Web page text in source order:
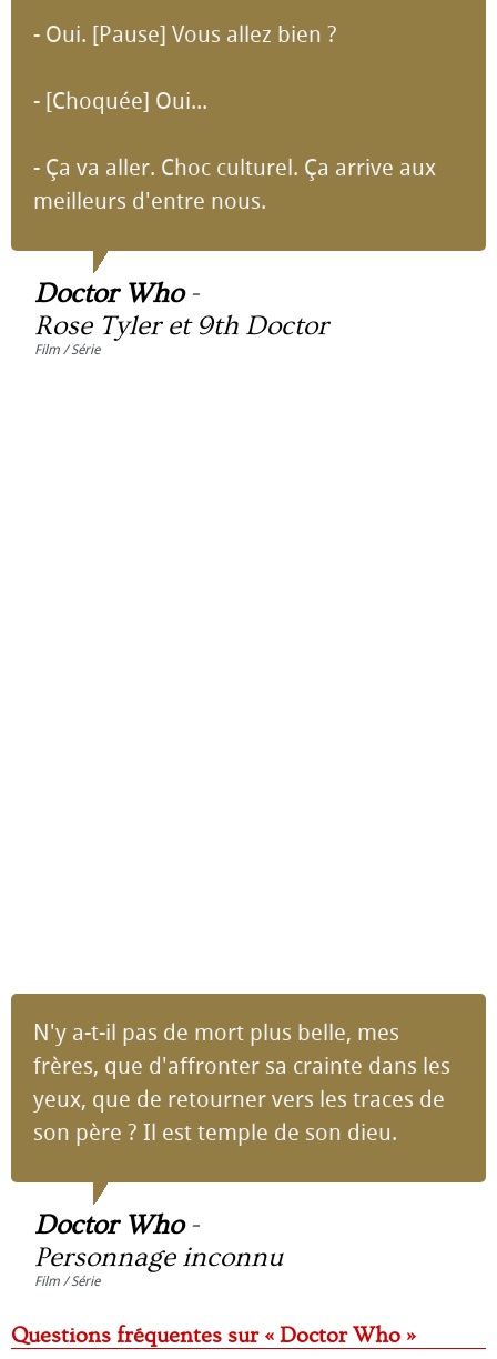
- Oui. [Pause] Vous allez bien ?
- [Choquée] Oui...
- Ça va aller. Choc culturel. Ça arrive aux
meilleurs d'entre nous.
Doctor Who-
Rose Tyler et 9th Doctor
Film / Série
N'y a-t-il pas de mort plus belle, mes
frères, que d'affronter sa crainte dans les
yeux, que de retourner vers les traces de
son père ? Il est temple de son dieu.
Doctor Who-
Personnage inconnu
Film / Série
Questions fréquentes sur « Doctor Who »